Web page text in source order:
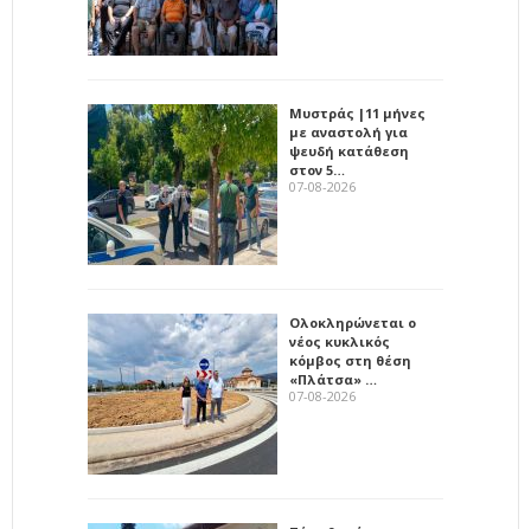
Μυστράς |11 μήνες
με αναστολή για
ψευδή κατάθεση
στον 5…
07-08-2026
Ολοκληρώνεται ο
νέος κυκλικός
κόμβος στη θέση
«Πλάτσα» …
07-08-2026